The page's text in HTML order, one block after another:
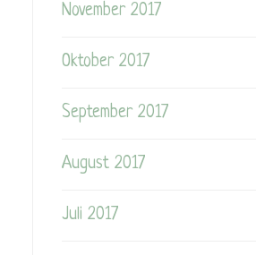
November 2017
Oktober 2017
September 2017
August 2017
Juli 2017